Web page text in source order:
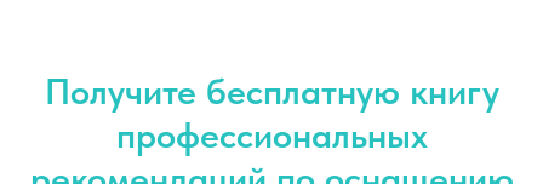
Получите бесплатную книгу
профессиональных